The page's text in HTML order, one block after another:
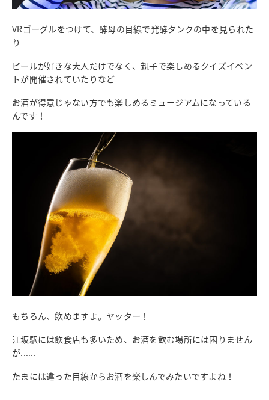
VRゴーグルをつけて、酵母の目線で発酵タンクの中を見られた
り
ビールが好きな大人だけでなく、親子で楽しめるクイズイベン
トが開催されていたりなど
お酒が得意じゃない方でも楽しめるミュージアムになっている
んです！
もちろん、飲めますよ。ヤッター！
江坂駅には飲食店も多いため、お酒を飲む場所には困りません
が......
たまには違った目線からお酒を楽しんでみたいですよね！